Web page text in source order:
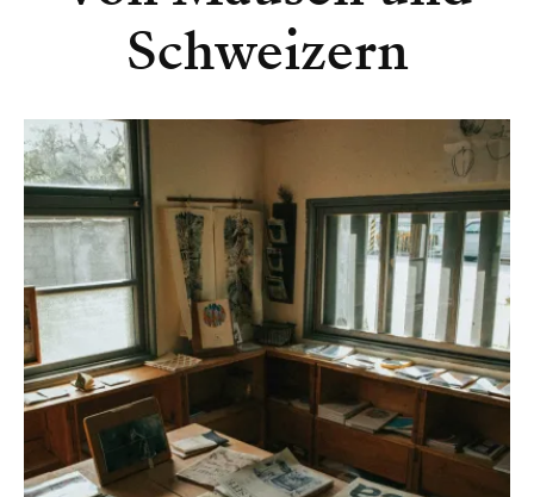
Schweizern